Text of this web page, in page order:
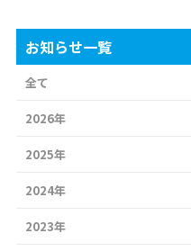
お知らせ一覧
全て
2026年
2025年
2024年
2023年